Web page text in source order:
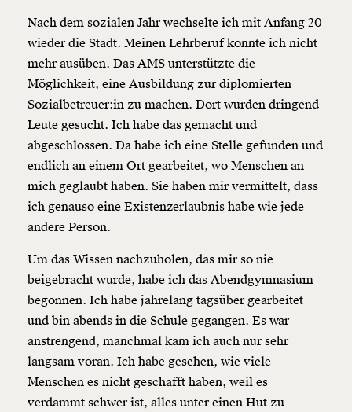
Nach dem sozialen Jahr wechselte ich mit Anfang 20
wieder die Stadt. Meinen Lehrberuf konnte ich nicht
mehr ausüben. Das AMS unterstützte die
Möglichkeit, eine Ausbildung zur diplomierten
Sozialbetreuer:in zu machen. Dort wurden dringend
Leute gesucht. Ich habe das gemacht und
abgeschlossen. Da habe ich eine Stelle gefunden und
endlich an einem Ort gearbeitet, wo Menschen an
mich geglaubt haben. Sie haben mir vermittelt, dass
ich genauso eine Existenzerlaubnis habe wie jede
andere Person.
Um das Wissen nachzuholen, das mir so nie
beigebracht wurde, habe ich das Abendgymnasium
begonnen. Ich habe jahrelang tagsüber gearbeitet
und bin abends in die Schule gegangen. Es war
anstrengend, manchmal kam ich auch nur sehr
langsam voran. Ich habe gesehen, wie viele
Menschen es nicht geschafft haben, weil es
verdammt schwer ist, alles unter einen Hut zu